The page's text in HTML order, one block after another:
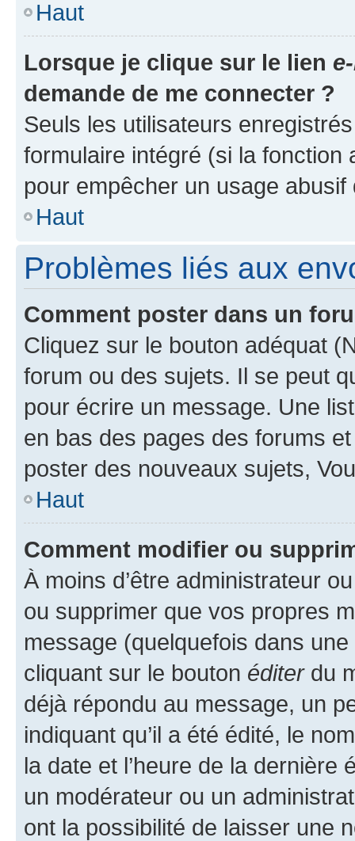
Haut
Lorsque je clique sur le lien
demande de me connecter ?
Seuls les utilisateurs
formulaire intégré (si la fonction
pour empêcher un usage
Haut
Problèmes liés aux
Comment poster dans un
Cliquez sur le bouton adéquat
forum ou des sujets. Il se peut
pour écrire un message. Une
en bas des pages des forums
poster des nouveaux sujets,
Haut
Comment modifier ou
À moins d’être administrateur
ou supprimer que vos propres
message (quelquefois dans
cliquant sur le bouton éditerdu
déjà répondu au message, un
indiquant qu’il a été édité, le
la date et l’heure de la dernière
un modérateur ou un
ont la possibilité de laisser une